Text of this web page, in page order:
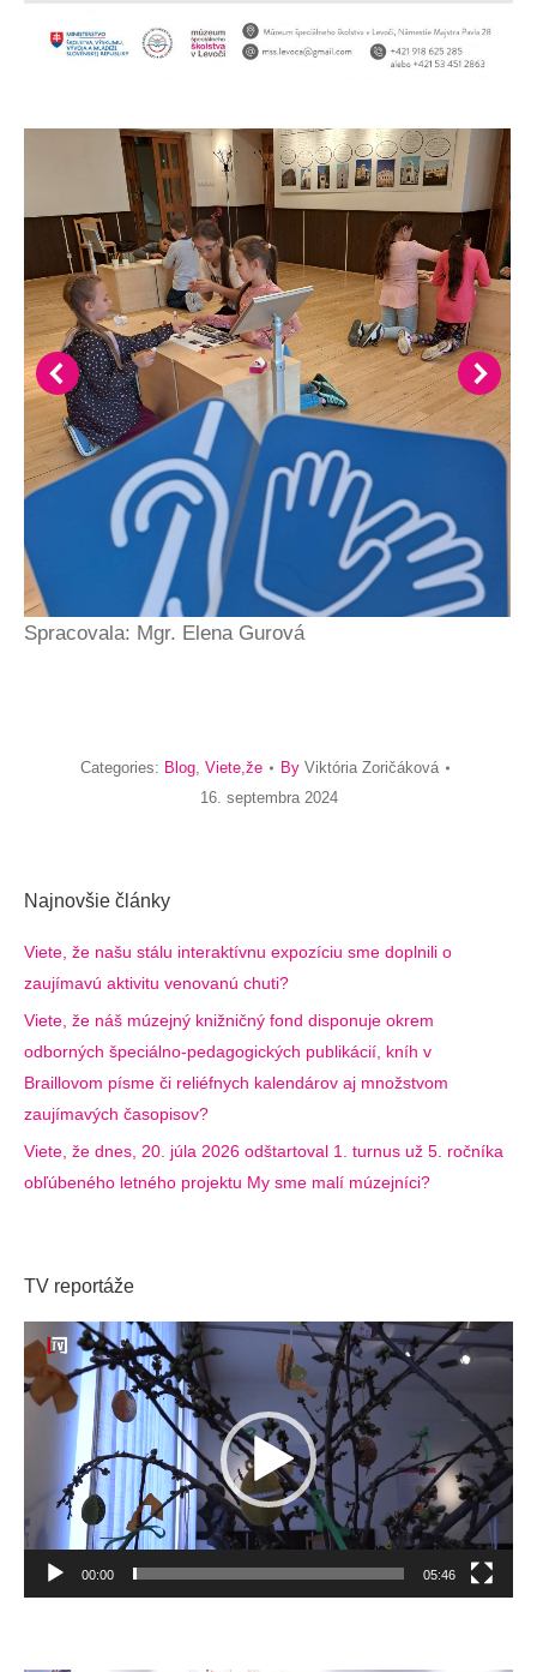
Spracovala: Mgr. Elena Gurová
Categories: Blog, Viete,že By Viktória Zoričáková
16. septembra 2024
Najnovšie články
Viete, že našu stálu interaktívnu expozíciu sme doplnili o
zaujímavú aktivitu venovanú chuti?
Viete, že náš múzejný knižničný fond disponuje okrem
odborných špeciálno-pedagogických publikácií, kníh v
Braillovom písme či reliéfnych kalendárov aj množstvom
zaujímavých časopisov?
Viete, že dnes, 20. júla 2026 odštartoval 1. turnus už 5. ročníka
obľúbeného letného projektu My sme malí múzejníci?
TV reportáže
Video
prehrávač
00:00 05:46